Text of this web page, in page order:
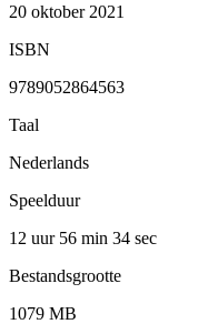
20 oktober 2021
ISBN
9789052864563
Taal
Nederlands
Speelduur
12 uur 56 min 34 sec
Bestandsgrootte
1079 MB